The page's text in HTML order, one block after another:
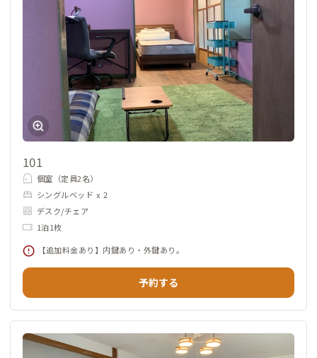
101
個室（定員2名）
シングルベッド x 2
デスク/チェア
1泊1枚
【追加料金あり】内鍵あり・外鍵あり。
予約する